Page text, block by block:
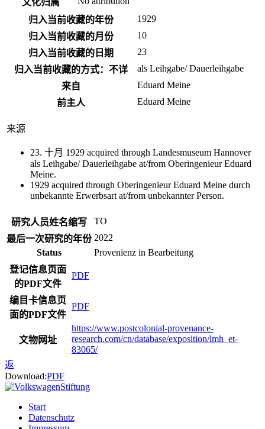
文化归属
归入当前收藏的年份
1929
归入当前收藏的月份
10
归入当前收藏的日期
23
归入当前收藏的方式：不详
als Leihgabe/ Dauerleihgabe
来自
Eduard Meine
前主人
Eduard Meine
来源
23. 十月 1929 acquired through Landesmuseum Hannover
als Leihgabe/ Dauerleihgabe at/from Oberingenieur Eduard
Meine.
1929 acquired through Oberingenieur Eduard Meine durch
unbekannte Erwerbsart at/from unbekannter Person.
研究人员姓名缩写
TO
最后一次研究的年份 2022
Status
Provenienz in Bearbeitung
登记信息页面
的PDF文件
PDF
编目卡信息页
面的PDF文件
PDF
文物网址
https://www.postcolonial-provenance-
research.com/cn/database/exposition/lmh_et-
83065/
返
Download:PDF
Start
Datenschutz